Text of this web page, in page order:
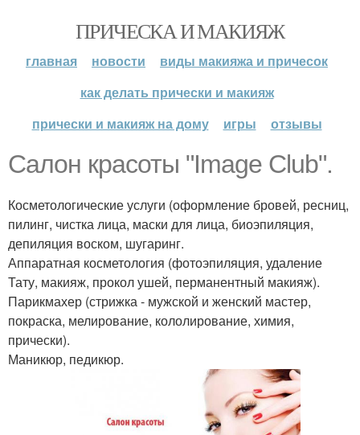
ПРИЧЕСКА И МАКИЯЖ
главная новости
виды макияжа и причесок
как делать прически и макияж
прически и макияж на дому
игры отзывы
Салон красоты "Image Club".
Косметологические услуги (оформление бровей, ресниц,
пилинг, чистка лица, маски для лица, биоэпиляция,
депиляция воском, шугаринг.
Аппаратная косметология (фотоэпиляция, удаление
Тату, макияж, прокол ушей, перманентный макияж).
Парикмахер (стрижка - мужской и женский мастер,
покраска, мелирование, кололирование, химия,
прически).
Маникюр, педикюр.